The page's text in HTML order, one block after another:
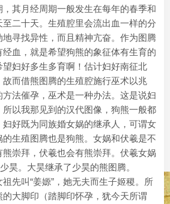
其月经周期一般发生在每年的春季和
二十天。生殖腔里会流出血一样的分
寻找异性，而且精神亢奋。作为图腾
血，就是希望狗熊的象征体有生育的
妇好多生多育啊！估计妇好南征北
而借熊图腾的生殖腔施行巫术以兆
法催孕，巫术是一种办法。这是说妇
以我那见到的汉代图像，狗熊一般都
好既为同族婚女娲的继承人，可谓女
生殖图腾也是狗熊。女娲和伏羲是不
崇拜，伏羲也会有熊崇拜。伏羲女娲
昊。大昊继承了少昊的熊图腾。
先叫“姜嫄”，她无夫而生子姬稷。所
大脚印（踏脚印怀孕，犹今天所谓